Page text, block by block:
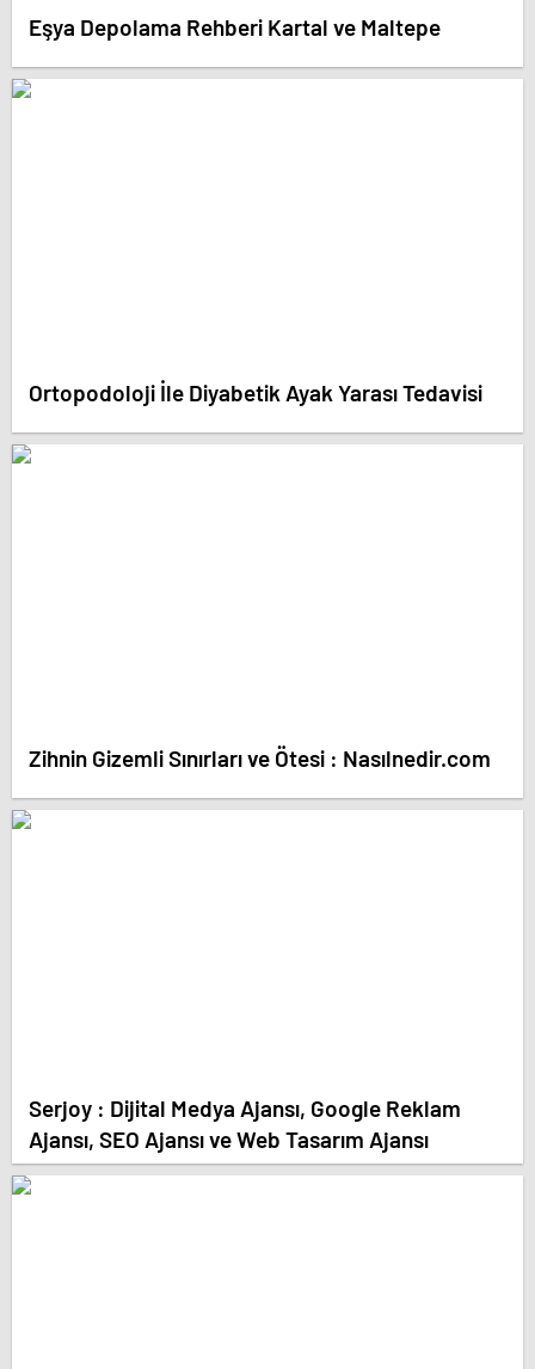
Eşya Depolama Rehberi Kartal ve Maltepe
Ortopodoloji İle Diyabetik Ayak Yarası Tedavisi
Zihnin Gizemli Sınırları ve Ötesi : Nasılnedir.com
Serjoy : Dijital Medya Ajansı, Google Reklam
Ajansı, SEO Ajansı ve Web Tasarım Ajansı